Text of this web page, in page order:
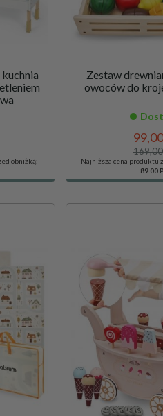
obniżką:
Zestaw
owoców do
99,00
169,00
Najniższa cena produktu
89.00